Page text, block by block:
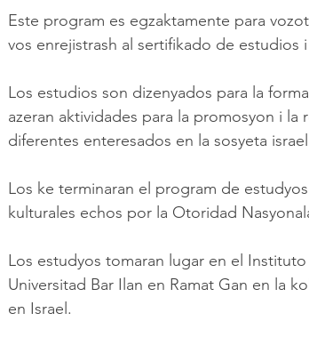
Este program es egzaktamente para
vos enrejistrash al sertifikado de estudios
Los estudios son dizenyados para la
azeran aktividades para la promosyon i
diferentes enteresados en la sosyeta
Los ke terminaran el program de
kulturales echos por la Otoridad
Los estudyos tomaran lugar en el
Universitad Bar Ilan en Ramat Gan en la
en Israel.